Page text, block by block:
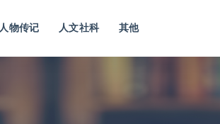
人物传记 人文社科 其他